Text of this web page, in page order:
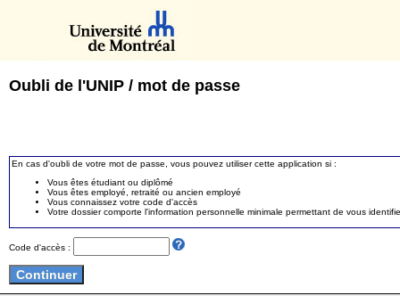
Oubli de l'UNIP / mot de passe
En cas d'oubli de votre mot de passe, vous pouvez utiliser cette application si :
Vous êtes étudiant ou diplômé
Vous êtes employé, retraité ou ancien employé
Vous connaissez votre code d'accès
Votre dossier comporte l'information personnelle minimale permettant de vous
Code d'accès :